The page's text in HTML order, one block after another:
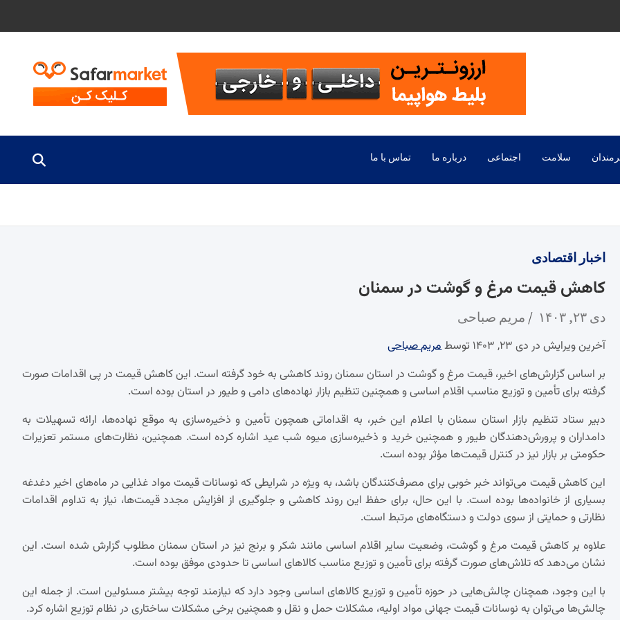
سلامت اجتماعی درباره ما تماس با ما
اخبار اقتصادی
کاهش قیمت مرغ و گوشت در سمنان
دی ۲۳, ۱۴۰۳ مریم صباحی
آخرین ویرایش در دی ۲۳, ۱۴۰۳ توسط
مریم صباحی
بر اساس گزارش‌های اخیر، قیمت مرغ و گوشت در استان سمنان روند کاهشی به خود گرفته است. این کاهش قیمت در پی اقدامات صورت
گرفته برای تأمین و توزیع مناسب اقلام اساسی و همچنین تنظیم بازار نهاده‌های دامی و طیور در استان بوده است.
دبیر ستاد تنظیم بازار استان سمنان با اعلام این خبر، به اقداماتی همچون تأمین و ذخیره‌سازی به موقع نهاده‌ها، ارائه تسهیلات به
دامداران و پرورش‌دهندگان طیور و همچنین خرید و ذخیره‌سازی میوه شب عید اشاره کرده است. همچنین، نظارت‌های مستمر تعزیرات
حکومتی بر بازار نیز در کنترل قیمت‌ها مؤثر بوده است.
این کاهش قیمت می‌تواند خبر خوبی برای مصرف‌کنندگان باشد، به ویژه در شرایطی که نوسانات قیمت مواد غذایی در ماه‌های اخیر دغدغه
بسیاری از خانواده‌ها بوده است. با این حال، برای حفظ این روند کاهشی و جلوگیری از افزایش مجدد قیمت‌ها، نیاز به تداوم اقدامات
نظارتی و حمایتی از سوی دولت و دستگاه‌های مرتبط است.
علاوه بر کاهش قیمت مرغ و گوشت، وضعیت سایر اقلام اساسی مانند شکر و برنج نیز در استان سمنان مطلوب گزارش شده است. این
نشان می‌دهد که تلاش‌های صورت گرفته برای تأمین و توزیع مناسب کالاهای اساسی تا حدودی موفق بوده است.
با این وجود، همچنان چالش‌هایی در حوزه تأمین و توزیع کالاهای اساسی وجود دارد که نیازمند توجه بیشتر مسئولین است. از جمله این
چالش‌ها می‌توان به نوسانات قیمت جهانی مواد اولیه، مشکلات حمل و نقل و همچنین برخی مشکلات ساختاری در نظام توزیع اشاره کرد.